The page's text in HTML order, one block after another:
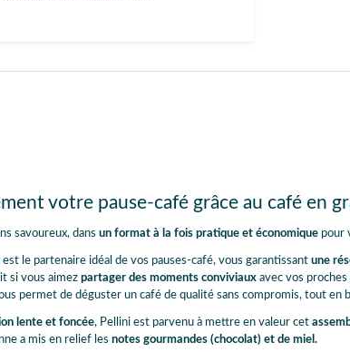
votre pause-café grâce au café en
savoureux, dans un format à la fois pratique et économiquepour
est le partenaire idéal de vos pauses-café, vous garantissant une
si vous aimezpartager des moments conviviaux avec vos
permet de déguster un café de qualité sans compromis, tout en
lente et foncée, Pellini est parvenu à mettre en valeur cet
a mis en relief les notes gourmandes (chocolat) et de miel.